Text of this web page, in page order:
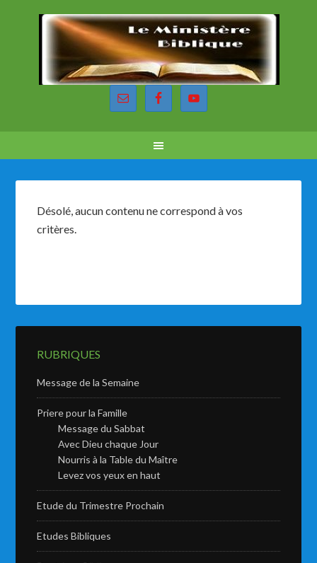
Désolé, aucun contenu ne correspond à vos
critères.
RUBRIQUES
Message de la Semaine
Priere pour la Famille
Message du Sabbat
Avec Dieu chaque Jour
Nourris à la Table du Maître
Levez vos yeux en haut
Etude du Trimestre Prochain
Etudes Bibliques